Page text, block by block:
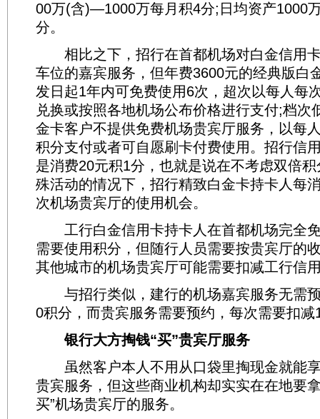
00万(含)—1000万每月积4分;日均资产1000
分。
相比之下，招行在首都机场对白金信用
车位的嘉宾服务，但年费3600元的经典版白
发日起1年内可免费使用6次，超次以每人每
兑换或按照各地机场公布价格进行支付;档次
金卡客户不提供免费机场贵宾厅服务，以每
积分支付或者可自愿刷卡付费使用。招行信
是消费20元积1分，也就是说在不考虑双倍
殊活动的情况下，招行精致白金卡持卡人每
次机场贵宾厅的使用机会。
工行白金信用卡持卡人在首都机场完全
需要使用积分，但随行人员需要按贵宾厅的
其他城市的机场贵宾厅可能需要扣减工行信
与招行类似，建行的机场嘉宾服务无需
0积分，而贵宾服务需要预约，每次需要扣减
银行大方掏钱“买”贵宾厅服务
虽然客户本人不用从口袋里掏现金就能
贵宾服务，但这些商业机构却实实在在地要
买”机场贵宾厅的服务。